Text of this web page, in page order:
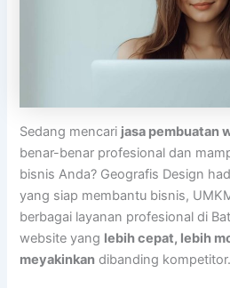
Sedang mencari jasa pembuatan
benar-benar profesional dan
bisnis Anda? Geografis Design
yang siap membantu bisnis,
berbagai layanan profesional di
website yang lebih cepat, lebih
meyakinkan dibanding kompetitor.